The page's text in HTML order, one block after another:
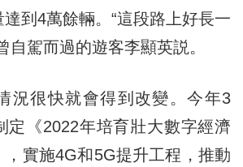
到4萬餘輛。“這段路上好長一
自駕而過的遊客李顯英説。
很快就會得到改變。今年3
定《2022年培育壯大數字經濟
，實施4G和5G提升工程，推動